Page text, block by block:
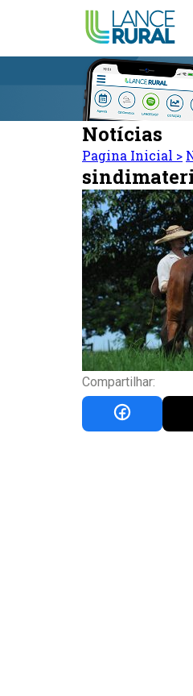
Notícias
Pagina Inicial >
Compartilhar: